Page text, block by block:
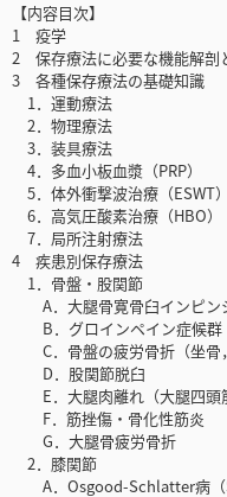
【内容目次】
1 疫学
2 保存療法に必要な機能解剖
3 各種保存療法の基礎知識
1．運動療法
2．物理療法
3．装具療法
4．多血小板血漿（PRP）
5．体外衝撃波治療（ESWT）
6．高気圧酸素治療（HBO）
7．局所注射療法
4 疾患別保存療法
1．骨盤・股関節
A．大腿骨寛骨臼インピン
B．グロインペイン症候群
C．骨盤の疲労骨折（坐骨
D．股関節脱臼
E．大腿肉離れ（大腿四頭
F．筋挫傷・骨化性筋炎
G．大腿骨疲労骨折
2．膝関節
A．Osgood-Schlatter病（